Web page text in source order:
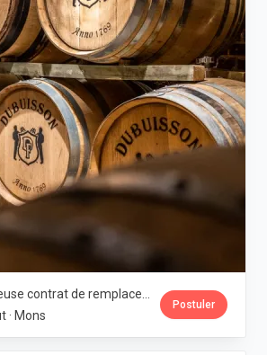
· Mons
Postuler